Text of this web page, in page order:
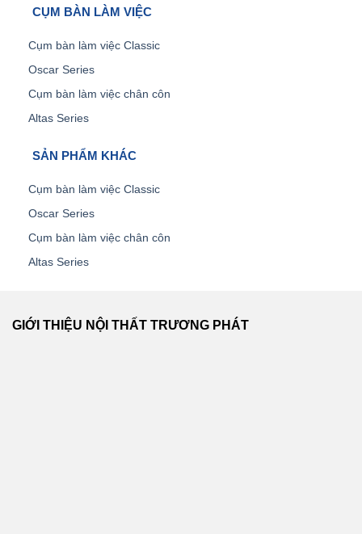
CỤM BÀN LÀM VIỆC
Cụm bàn làm việc Classic
Oscar Series
Cụm bàn làm việc chân côn
Altas Series
SẢN PHẨM KHÁC
Cụm bàn làm việc Classic
Oscar Series
Cụm bàn làm việc chân côn
Altas Series
GIỚI THIỆU NỘI THẤT TRƯƠNG PHÁT